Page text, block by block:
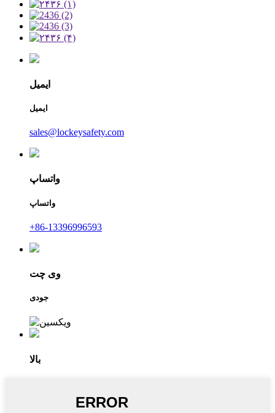
ایمیل
ایمیل
sales@lockeysafety.com
واتساپ
واتساپ
‎+86-13396996593‎
وی چت
جودی
بالا